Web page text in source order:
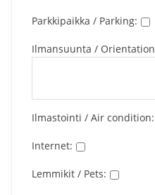
Parkkipaikka / Parking:
Ilmansuunta / Orientation
Ilmastointi / Air condition:
Internet:
Lemmikit / Pets: